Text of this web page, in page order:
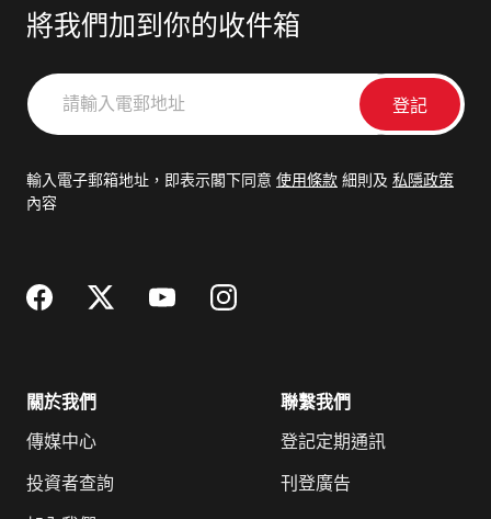
將我們加到你的收件箱
請
輸
郵
輸入電子郵箱地址，即表示閣下同意 使用條款 細則及 私隱政策
內容
關於我們
傳媒中心
投資者查詢
聯繫我們
登記定期通訊
刊登廣告